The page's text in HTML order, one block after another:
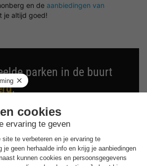
en de aanbiedingen van
je altijd goed!
parken in de buurt
.
van parken in de buurt van Schonberg
als beste zijn beoordeeld